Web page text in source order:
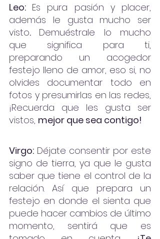
Leo: Es pura pasión y placer,
además le gusta mucho ser
visto. Demuéstrale lo mucho
que significa para ti,
preparando un acogedor
festejo lleno de amor, eso si, no
olvides documentar todo en
fotos y presumirlas en las redes,
¡Recuerda que les gusta ser
vistos, mejor que sea contigo!
Virgo: Déjate consentir por este
signo de tierra, ya que le gusta
saber que tiene el control de la
relación. Así que prepara un
festejo en donde el sienta que
puede hacer cambios de último
momento, sentirá que es